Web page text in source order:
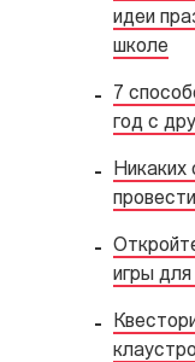
идеи
школе
7
год с
Никаких
игры для